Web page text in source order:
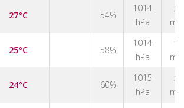
27°C 54%
1014
hPa
↑
m/s
25°C 58%
1014
hPa
↑
m/s
24°C 60%
1015
hPa
↑
m/s